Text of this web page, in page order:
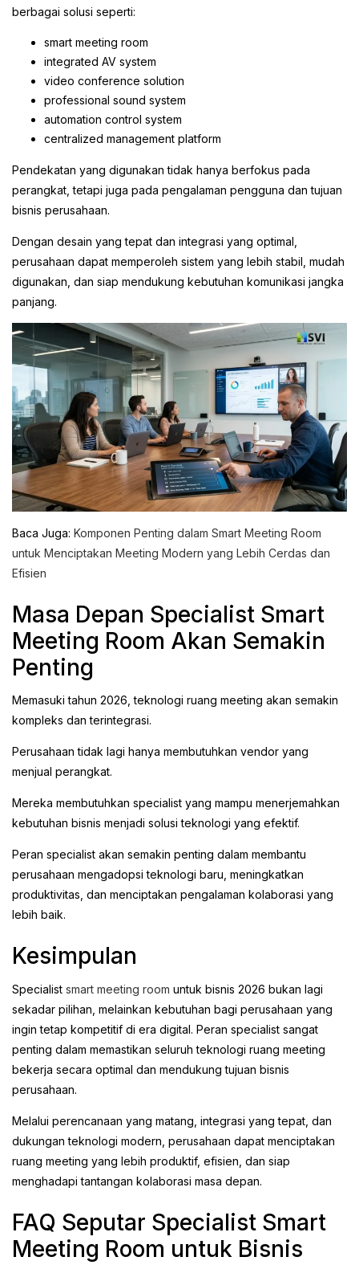
berbagai solusi seperti:
smart meeting room
integrated AV system
video conference solution
professional sound system
automation control system
centralized management platform
Pendekatan yang digunakan tidak hanya berfokus pada
perangkat, tetapi juga pada pengalaman pengguna dan tujuan
bisnis perusahaan.
Dengan desain yang tepat dan integrasi yang optimal,
perusahaan dapat memperoleh sistem yang lebih stabil, mudah
digunakan, dan siap mendukung kebutuhan komunikasi jangka
panjang.
Baca Juga: Komponen Penting dalam Smart Meeting Room
untuk Menciptakan Meeting Modern yang Lebih Cerdas dan
Efisien
Masa Depan Specialist Smart
Meeting Room Akan Semakin
Penting
Memasuki tahun 2026, teknologi ruang meeting akan semakin
kompleks dan terintegrasi.
Perusahaan tidak lagi hanya membutuhkan vendor yang
menjual perangkat.
Mereka membutuhkan specialist yang mampu menerjemahkan
kebutuhan bisnis menjadi solusi teknologi yang efektif.
Peran specialist akan semakin penting dalam membantu
perusahaan mengadopsi teknologi baru, meningkatkan
produktivitas, dan menciptakan pengalaman kolaborasi yang
lebih baik.
Kesimpulan
Specialist smart meeting room untuk bisnis 2026 bukan lagi
sekadar pilihan, melainkan kebutuhan bagi perusahaan yang
ingin tetap kompetitif di era digital. Peran specialist sangat
penting dalam memastikan seluruh teknologi ruang meeting
bekerja secara optimal dan mendukung tujuan bisnis
perusahaan.
Melalui perencanaan yang matang, integrasi yang tepat, dan
dukungan teknologi modern, perusahaan dapat menciptakan
ruang meeting yang lebih produktif, efisien, dan siap
menghadapi tantangan kolaborasi masa depan.
FAQ Seputar Specialist Smart
Meeting Room untuk Bisnis